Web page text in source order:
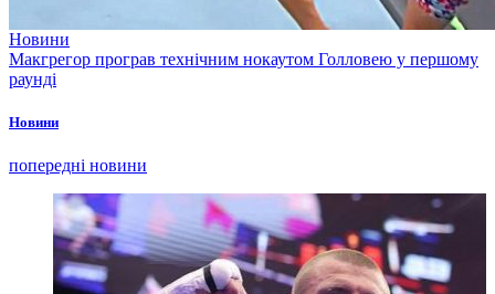
Новини
Макгрегор програв технічним нокаутом Голловею у першому
раунді
Новини
попередні новини